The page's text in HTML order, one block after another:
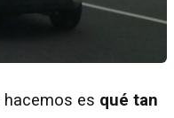
hacemos es qué tan